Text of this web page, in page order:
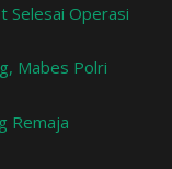
Selesai Operasi
Mabes Polri
Remaja